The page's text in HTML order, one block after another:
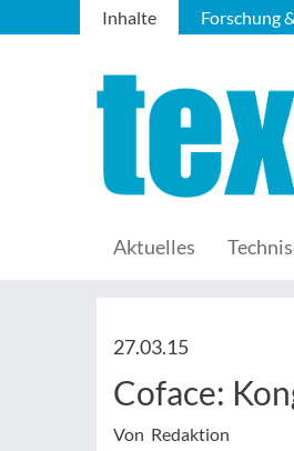
Inhalte Forschung
Aktuelles
27.03.15
Coface:
Von Redaktion